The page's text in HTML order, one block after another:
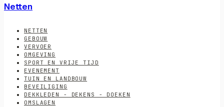
Netten
NETTEN
GEBOUW
VERVOER
OMGEVING
SPORT EN VRIJE TIJD
EVENEMENT
TUIN EN LANDBOUW
BEVEILIGING
DEKKLEDEN - DEKENS - DOEKEN
OMSLAGEN